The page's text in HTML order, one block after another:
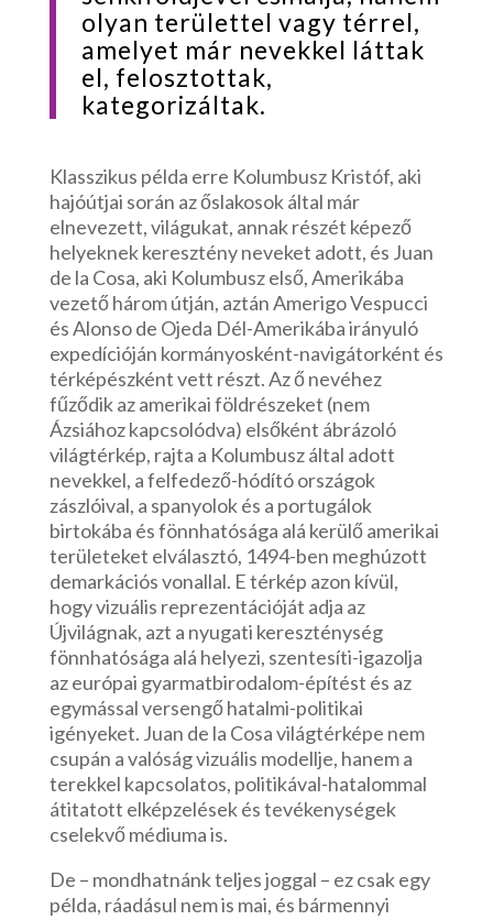
olyan területtel vagy térrel,
amelyet már nevekkel láttak
el, felosztottak,
kategorizáltak.
Klasszikus példa erre Kolumbusz Kristóf, aki
hajóútjai során az őslakosok által már
elnevezett, világukat, annak részét képező
helyeknek keresztény neveket adott, és Juan
de la Cosa, aki Kolumbusz első, Amerikába
vezető három útján, aztán Amerigo Vespucci
és Alonso de Ojeda Dél-Amerikába irányuló
expedícióján kormányosként-navigátorként és
térképészként vett részt. Az ő nevéhez
fűződik az amerikai földrészeket (nem
Ázsiához kapcsolódva) elsőként ábrázoló
világtérkép, rajta a Kolumbusz által adott
nevekkel, a felfedező-hódító országok
zászlóival, a spanyolok és a portugálok
birtokába és fönnhatósága alá kerülő amerikai
területeket elválasztó, 1494-ben meghúzott
demarkációs vonallal. E térkép azon kívül,
hogy vizuális reprezentációját adja az
Újvilágnak, azt a nyugati kereszténység
fönnhatósága alá helyezi, szentesíti-igazolja
az európai gyarmatbirodalom-építést és az
egymással versengő hatalmi-politikai
igényeket. Juan de la Cosa világtérképe nem
csupán a valóság vizuális modellje, hanem a
terekkel kapcsolatos, politikával-hatalommal
átitatott elképzelések és tevékenységek
cselekvő médiuma is.
De – mondhatnánk teljes joggal – ez csak egy
példa, ráadásul nem is mai, és bármennyi